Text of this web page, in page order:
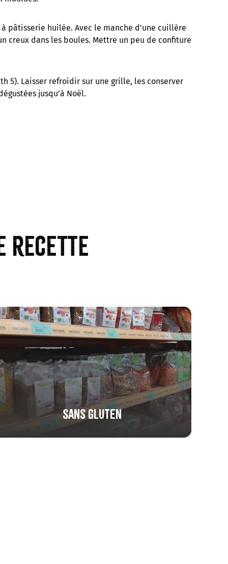
pâtisserie huilée. Avec le manche d’une cuillère
creux dans les boules. Mettre un peu de confiture
5). Laisser refroidir sur une grille, les conserver
jusqu’à Noël.
recette
Sans gluten